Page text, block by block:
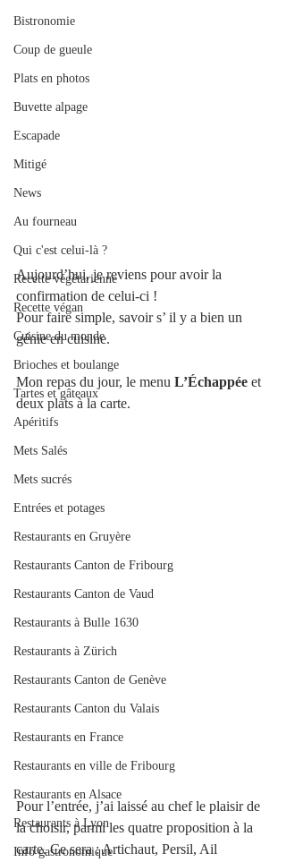
Bistronomie
Coup de gueule
Plats en photos
Buvette alpage
Escapade
Mitigé
News
Au fourneau
Qui c'est celui-là ?
Recette végétarienne
Recette végan
Cuisine du monde
Brioches et boulange
Tartes et gâteaux
Apéritifs
Mets Salés
Mets sucrés
Entrées et potages
Restaurants en Gruyère
Restaurants Canton de Fribourg
Restaurants Canton de Vaud
Restaurants à Bulle 1630
Restaurants à Zürich
Restaurants Canton de Genève
Restaurants Canton du Valais
Restaurants en France
Restaurants en ville de Fribourg
Restaurants en Alsace
Restaurants à Lyon
Info gastronomique
Aujourd’hui, je reviens pour avoir la
confirmation de celui-ci !
Pour faire simple, savoir s’ il y a bien un
génie en cuisine.
Mon repas du jour, le menu L’Échappée et
deux plats à la carte.
Pour l’entrée, j’ai laissé au chef le plaisir de
la choisir, parmi les quatre proposition à la
carte. Ce sera : Artichaut, Persil, Ail